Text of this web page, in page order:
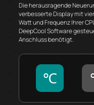
Die herausragende
verbesserte Display mit
Watt und Frequenz Ihrer
DeepCool Software
Anschluss benötigt.
℃